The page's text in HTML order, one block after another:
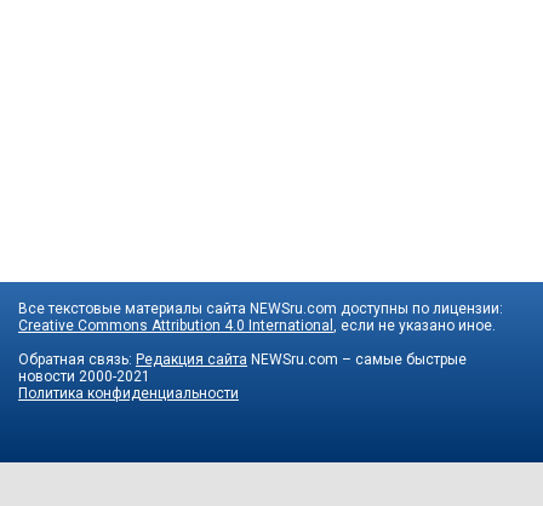
Все текстовые материалы сайта NEWSru.com доступны по лицензии:
Creative Commons Attribution 4.0 International , если не указано иное.
Обратная связь: Редакция сайта NEWSru.com – самые быстрые
новости 2000-2021
Политика конфиденциальности